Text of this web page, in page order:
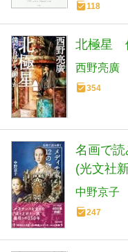
118
北極星
西野亮廣
354
名画で
(光文社
中野京子
247